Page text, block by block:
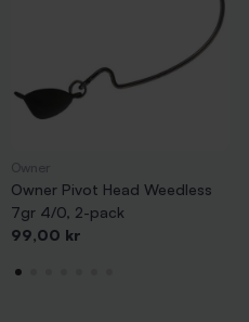
Owner Pivot Head Weedless
7gr 4/0, 2-pack
Pris
99,00 kr